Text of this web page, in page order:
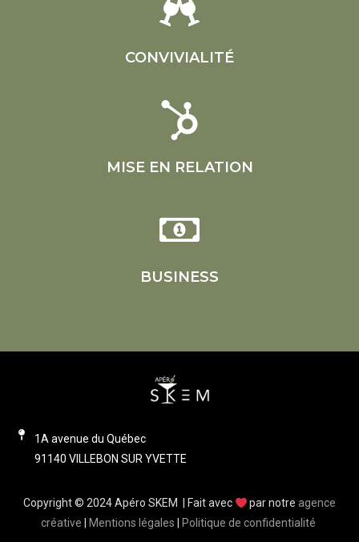
CONVIVIALITÉ
MISE EN RELATION
BUSINESS
1A avenue du Québec
91140 VILLEBON SUR YVETTE
Copyright © 2024 Apéro SKEM | Fait avec par notreagence
créative
Mentions légales Politique de confidentialité